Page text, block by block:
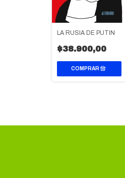
LA RUSIA DE PUTIN
$38.900,00